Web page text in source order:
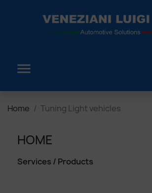

Home Tuning Light vehicles
HOME
Services / Products